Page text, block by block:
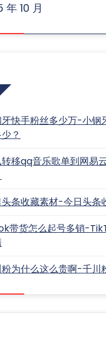
年 10 月
快手粉丝多少万-小钢
？
移qq音乐歌单到网易
条收藏素材-今日头条
带货怎么起号多销-
为什么这么贵啊-千川